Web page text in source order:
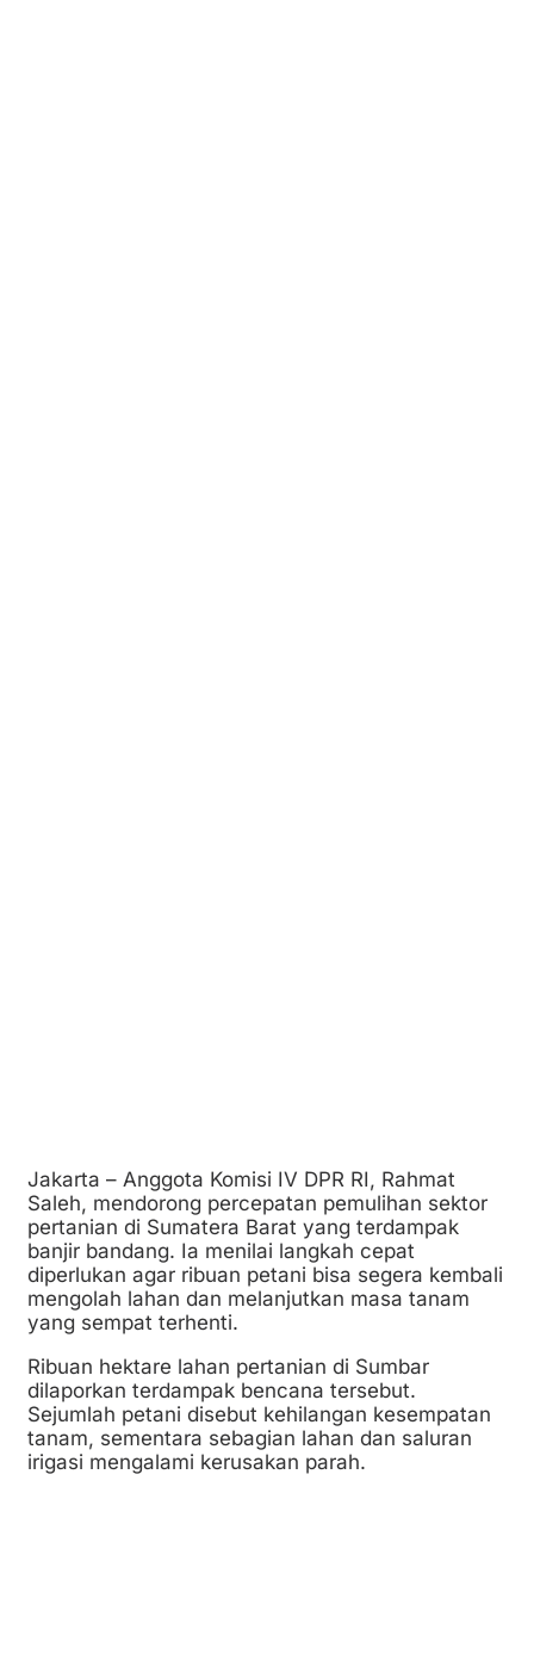
Jakarta – Anggota Komisi IV DPR RI, Rahmat
Saleh, mendorong percepatan pemulihan sektor
pertanian di Sumatera Barat yang terdampak
banjir bandang. Ia menilai langkah cepat
diperlukan agar ribuan petani bisa segera kembali
mengolah lahan dan melanjutkan masa tanam
yang sempat terhenti.
Ribuan hektare lahan pertanian di Sumbar
dilaporkan terdampak bencana tersebut.
Sejumlah petani disebut kehilangan kesempatan
tanam, sementara sebagian lahan dan saluran
irigasi mengalami kerusakan parah.